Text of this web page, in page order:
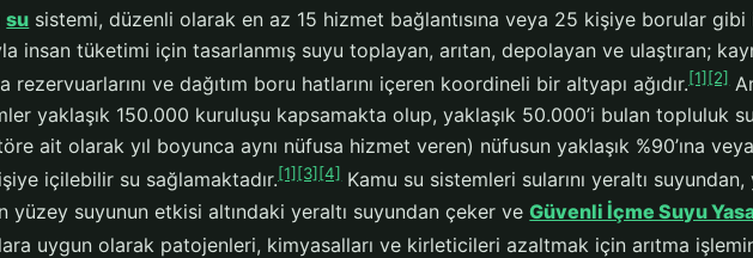
su sistemi, düzenli olarak en az 15 hizmet bağlantısına veya 25 kişiye borular
insan tüketimi için tasarlanmış suyu toplayan, arıtan, depolayan ve ulaştıran;
rezervuarlarını ve dağıtım boru hatlarını içeren koordineli bir altyapı ağıdır.[1] [2]
yaklaşık 150.000 kuruluşu kapsamakta olup, yaklaşık 50.000’i bulan topluluk
ait olarak yıl boyunca aynı nüfusa hizmet veren) nüfusun yaklaşık %90’ına
içilebilir su sağlamaktadır.[1] [3] [4] Kamu su sistemleri sularını yeraltı
yüzey suyunun etkisi altındaki yeraltı suyundan çeker veGüvenli İçme Suyu
uygun olarak patojenleri, kimyasalları ve kirleticileri azaltmak için arıtma